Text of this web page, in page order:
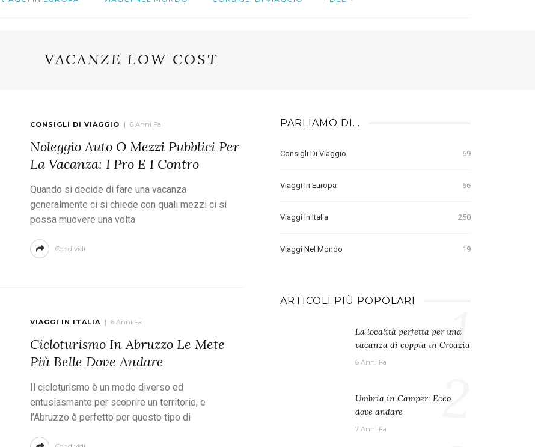
VACANZE LOW COST
CONSIGLI DI VIAGGIO 6 Anni Fa
Noleggio Auto O Mezzi Pubblici Per
La Vacanza: I Pro E I Contro
Quando si decide di fare una vacanza
generalmente ci si chiede con quali mezzi ci si
possa muovere una volta
Condividi
VIAGGI IN ITALIA 6 Anni Fa
Cicloturismo In Abruzzo Le Mete
Più Belle Dove Andare
Il cicloturismo è un modo diverso ed
entusiasmante per scoprire un territorio, e
l’Abruzzo è perfetto per questo tipo di
PARLIAMO DI…
Consigli Di Viaggio 69
Viaggi In Europa 66
Viaggi In Italia 250
Viaggi Nel Mondo 19
ARTICOLI PIÙ POPOLARI
La località perfetta per una
vacanza di coppia in Croazia
6 Anni Fa 1
Umbria in Camper: Ecco
dove andare
7 Anni Fa 2